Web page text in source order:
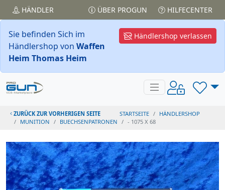
HÄNDLER ÜBER PROGUN HILFECENTER
Händlershop verlassen
Sie befinden Sich im
Händlershop von Waffen
Heim Thomas Heim
ZURÜCK ZUR VORHERIGEN SEITE STARTSEITE
HÄNDLERSHOP
MUNITION
BUECHSENPATRONEN - 1075 X 68